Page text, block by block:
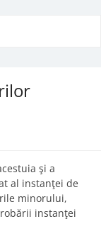
şi a
al instanţei de
minorului,
instanţei